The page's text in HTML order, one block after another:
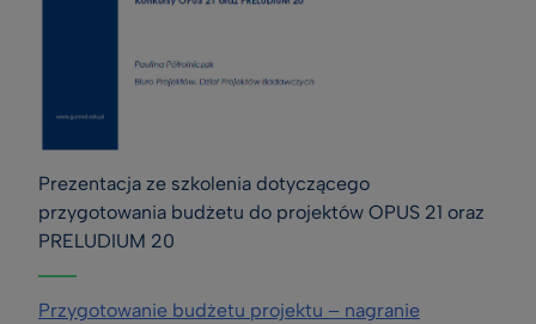
Prezentacja ze szkolenia dotyczącego
przygotowania budżetu do projektów OPUS 21 oraz
PRELUDIUM 20
Przygotowanie budżetu projektu – nagranie